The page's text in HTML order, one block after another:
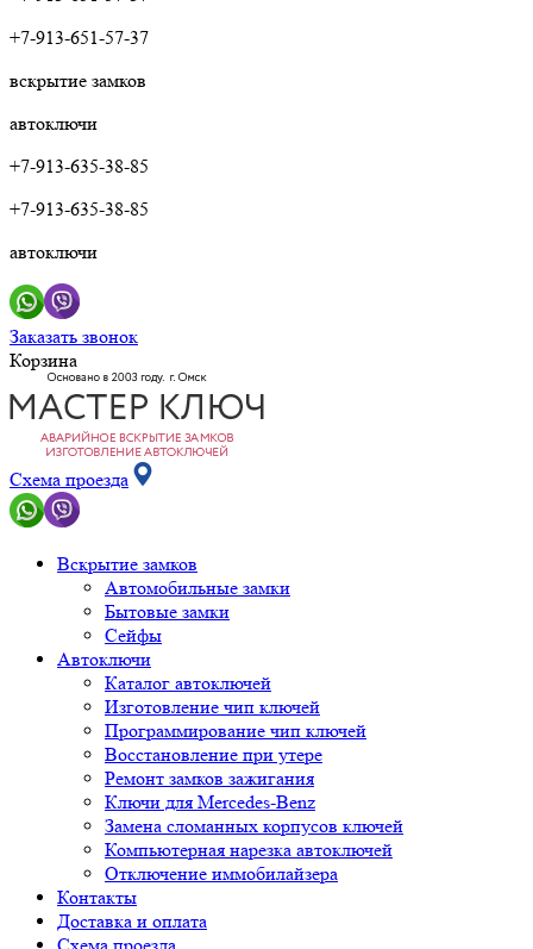
+7-913-651-57-37
+7-913-635-38-85
+7-913-635-38-85
Заказать звонок
Корзина
Схема проезда
Вскрытие замков
Автомобильные замки
Бытовые замки
Сейфы
Автоключи
Каталог автоключей
Изготовление чип ключей
Программирование чип ключей
Восстановление при утере
Ремонт замков зажигания
Ключи для Mercedes-Benz
Замена сломанных корпусов ключей
Компьютерная нарезка автоключей
Отключение иммобилайзера
Контакты
Доставка и оплата
Схема проезда